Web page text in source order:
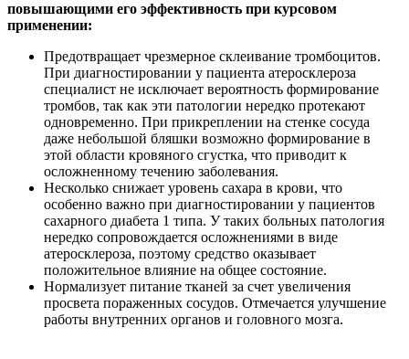
повышающими его эффективность при курсовом
применении:
Предотвращает чрезмерное склеивание тромбоцитов.
При диагностировании у пациента атеросклероза
специалист не исключает вероятность формирование
тромбов, так как эти патологии нередко протекают
одновременно. При прикреплении на стенке сосуда
даже небольшой бляшки возможно формирование в
этой области кровяного сгустка, что приводит к
осложненному течению заболевания.
Несколько снижает уровень сахара в крови, что
особенно важно при диагностировании у пациентов
сахарного диабета 1 типа. У таких больных патология
нередко сопровождается осложнениями в виде
атеросклероза, поэтому средство оказывает
положительное влияние на общее состояние.
Нормализует питание тканей за счет увеличения
просвета пораженных сосудов. Отмечается улучшение
работы внутренних органов и головного мозга.